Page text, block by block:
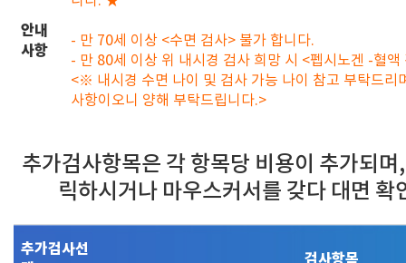
안내
사항
- 만 70세 이상 <수면 검사> 불가 합니다.
- 만 80세 이상 위 내시경 검사 희망 시 <펩시노겐 -혈
<※ 내시경 수면 나이 및 검사 가능 나이 참고 부탁드리
사항이오니 양해 부탁드립니다.>
추가검사항목은 각 항목당 비용이 추가되
릭하시거나 마우스커서를 갖다 대면 확
추가검사선
검사항목